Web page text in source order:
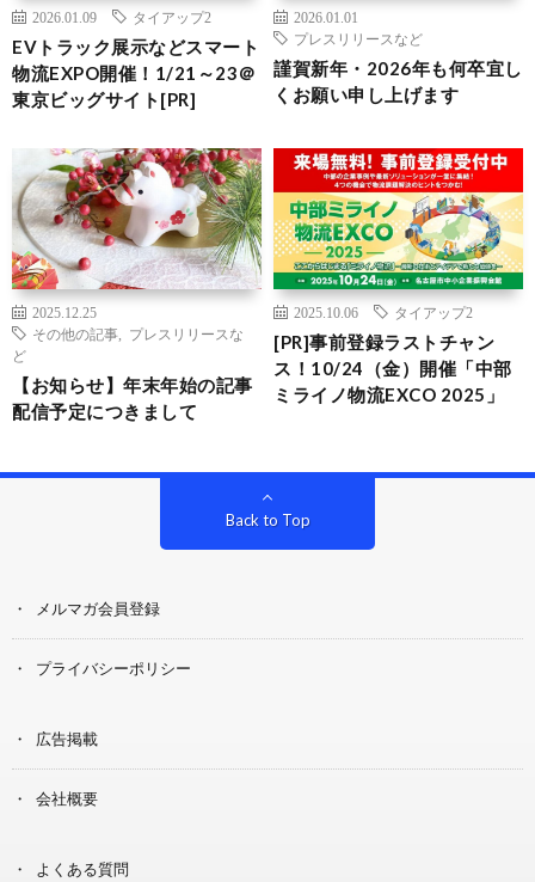
2026.01.09 タイアップ2
EVトラック展示などスマート
物流EXPO開催！1/21～23＠
東京ビッグサイト[PR]
2026.01.01
プレスリリースなど
謹賀新年・2026年も何卒宜し
くお願い申し上げます
2025.12.25
その他の記事
プレスリリースな
ど
【お知らせ】年末年始の記事
配信予定につきまして
2025.10.06 タイアップ2
[PR]事前登録ラストチャン
ス！10/24（金）開催「中部
ミライノ物流EXCO 2025」
Back to Top
メルマガ会員登録
プライバシーポリシー
広告掲載
会社概要
よくある質問